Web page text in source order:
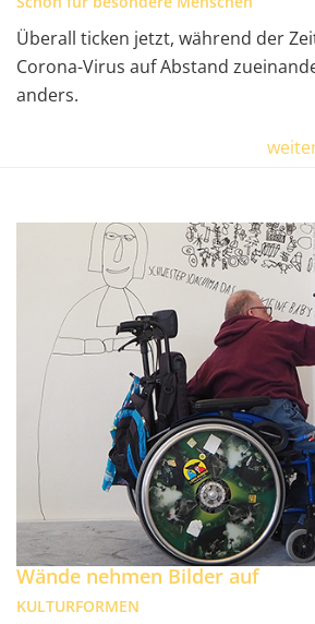
Überall ticken jetzt, während der
Corona-Virus auf Abstand
anders.
Wände nehmen Bilder auf
KULTURFORMEN